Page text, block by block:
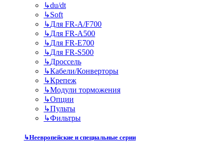
↳du/dt
↳Soft
↳Для FR-A/F700
↳Для FR-A500
↳Для FR-E700
↳Для FR-S500
↳Дроссель
↳Кабели/Конверторы
↳Крепеж
↳Модули торможения
↳Опции
↳Пульты
↳Фильтры
↳Неевропейские и специальные серии